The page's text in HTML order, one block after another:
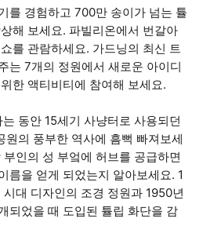
를 경험하고 700만 송이가 넘는 튤
해 보세요. 파빌리온에서 번갈아
를 관람하세요. 가드닝의 최신 트
는 7개의 정원에서 새로운 아이디
한 액티비티에 참여해 보세요.
동안 15세기 사냥터로 사용되던
의 풍부한 역사에 흠뻑 빠져보세
인의 성 부엌에 허브를 공급하면
름을 얻게 되었는지 알아보세요. 1
대 디자인의 조경 정원과 1950년
되었을 때 도입된 튤립 화단을 감